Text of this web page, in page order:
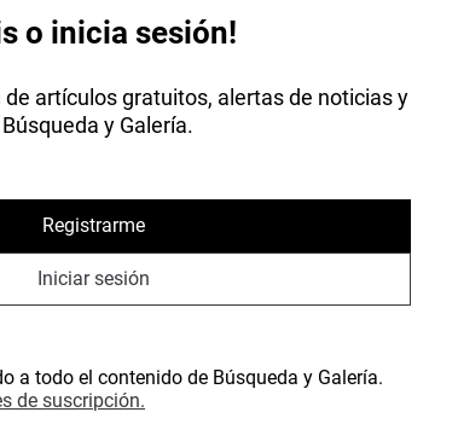
o inicia sesión!
artículos gratuitos, alertas de noticias y
y Galería.
Registrarme
Iniciar sesión
a todo el contenido de Búsqueda y Galería.
de suscripción.